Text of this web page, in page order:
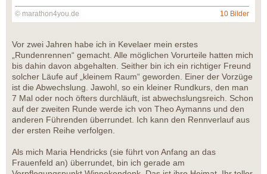
© marathon4you.de 10 Bilder
Vor zwei Jahren habe ich in Kevelaer mein erstes
„Rundenrennen“ gemacht. Alle möglichen Vorurteile hatten mich
bis dahin davon abgehalten. Seither bin ich ein richtiger Freund
solcher Läufe auf „kleinem Raum“ geworden. Einer der Vorzüge
ist die Abwechslung. Jawohl, so ein kleiner Rundkurs, den man
7 Mal oder noch öfters durchläuft, ist abwechslungsreich. Schon
auf der zweiten Runde werde ich von Theo Aymanns und den
anderen Führenden überrundet. Ich kann den Rennverlauf aus
der ersten Reihe verfolgen.
Als mich Maria Hendricks (sie führt von Anfang an das
Frauenfeld an) überrundet, bin ich gerade am